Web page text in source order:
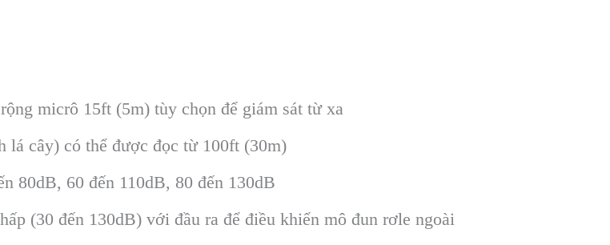
micrô 15ft (5m) tùy chọn để giám sát từ xa
lá cây) có thể được đọc từ 100ft (30m)
80dB, 60 đến 110dB, 80 đến 130dB
(30 đến 130dB) với đầu ra để điều khiển mô đun rơle ngoài